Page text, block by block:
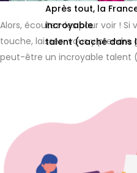
Après tout, la
incroyable
talent (caché dans
Alors, écoutez-les pour voir ! Si
touche, laissez-vous y prendre
peut-être un incroyable talent